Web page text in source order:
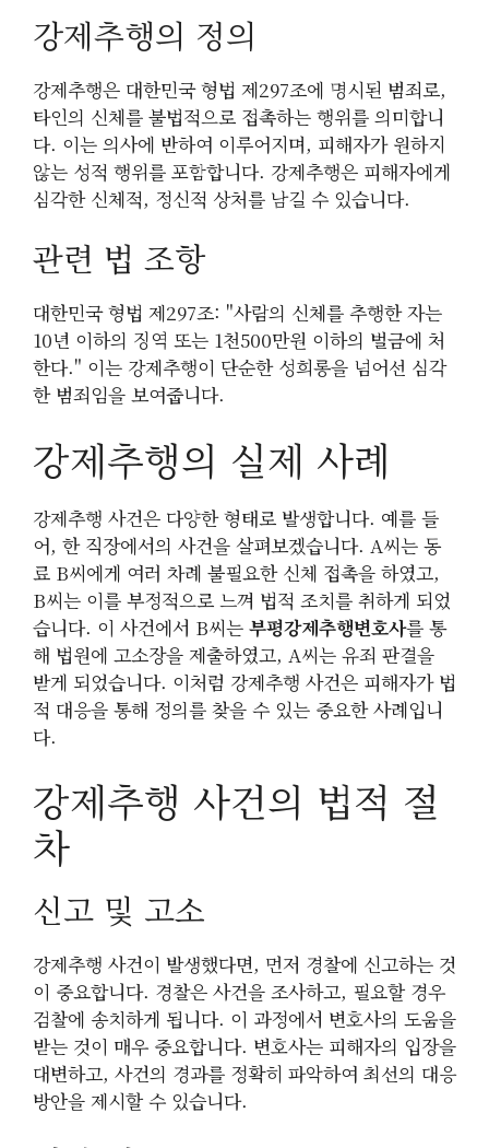
강제추행의 정의
강제추행은 대한민국 형법 제297조에 명시된 범죄로,
타인의 신체를 불법적으로 접촉하는 행위를 의미합니
다. 이는 의사에 반하여 이루어지며, 피해자가 원하지
않는 성적 행위를 포함합니다. 강제추행은 피해자에게
심각한 신체적, 정신적 상처를 남길 수 있습니다.
관련 법 조항
대한민국 형법 제297조: "사람의 신체를 추행한 자는
10년 이하의 징역 또는 1천500만원 이하의 벌금에 처
한다." 이는 강제추행이 단순한 성희롱을 넘어선 심각
한 범죄임을 보여줍니다.
강제추행의 실제 사례
강제추행 사건은 다양한 형태로 발생합니다. 예를 들
어, 한 직장에서의 사건을 살펴보겠습니다. A씨는 동
료 B씨에게 여러 차례 불필요한 신체 접촉을 하였고,
B씨는 이를 부정적으로 느껴 법적 조치를 취하게 되었
습니다. 이 사건에서 B씨는 부평강제추행변호사를 통
해 법원에 고소장을 제출하였고, A씨는 유죄 판결을
받게 되었습니다. 이처럼 강제추행 사건은 피해자가 법
적 대응을 통해 정의를 찾을 수 있는 중요한 사례입니
다.
강제추행 사건의 법적 절
차
신고 및 고소
강제추행 사건이 발생했다면, 먼저 경찰에 신고하는 것
이 중요합니다. 경찰은 사건을 조사하고, 필요할 경우
검찰에 송치하게 됩니다. 이 과정에서 변호사의 도움을
받는 것이 매우 중요합니다. 변호사는 피해자의 입장을
대변하고, 사건의 경과를 정확히 파악하여 최선의 대응
방안을 제시할 수 있습니다.